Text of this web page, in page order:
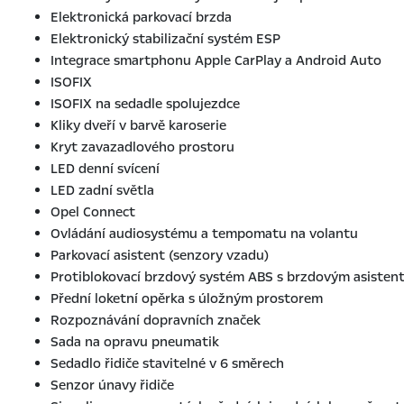
Elektronická parkovací brzda
Elektronický stabilizační systém ESP
Integrace smartphonu Apple CarPlay a Android Auto
ISOFIX
ISOFIX na sedadle spolujezdce
Kliky dveří v barvě karoserie
Kryt zavazadlového prostoru
LED denní svícení
LED zadní světla
Opel Connect
Ovládání audiosystému a tempomatu na volantu
Parkovací asistent (senzory vzadu)
Protiblokovací brzdový systém ABS s brzdovým
Přední loketní opěrka s úložným prostorem
Rozpoznávání dopravních značek
Sada na opravu pneumatik
Sedadlo řidiče stavitelné v 6 směrech
Senzor únavy řidiče